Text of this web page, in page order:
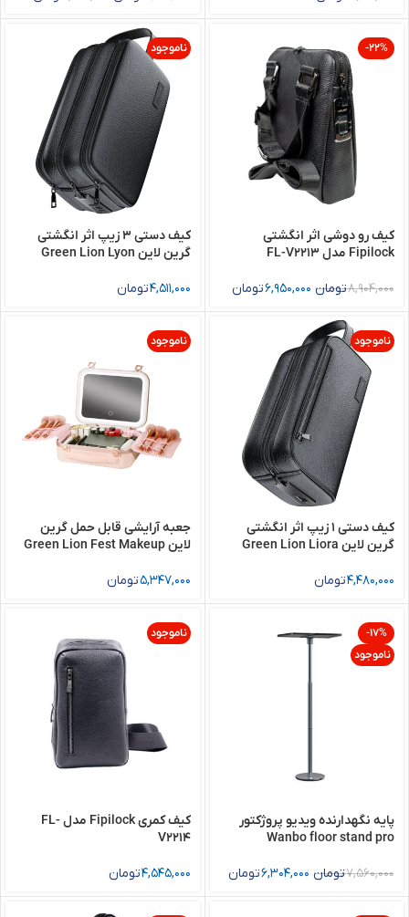
-22%
کیف رو دوشی اثر انگشتی
Fipilock مدل FL-V2213
8,904,000تومان 6,950,000تومان
ناموجود
کیف دستی 3 زیپ اثر انگشتی
گرین لاین Green Lion Lyon
4,511,000تومان
ناموجود
کیف دستی 1 زیپ اثر انگشتی
گرین لاین Green Lion Liora
4,480,000تومان
ناموجود
جعبه آرایشی قابل حمل گرین
لاین Green Lion Fest Makeup
5,347,000تومان
-17%
ناموجود
پایه نگهدارنده ویدیو پروژکتور
Wanbo floor stand pro
7,560,000تومان 6,304,000تومان
ناموجود
کیف کمری Fipilock مدل FL-
V2214
4,545,000تومان